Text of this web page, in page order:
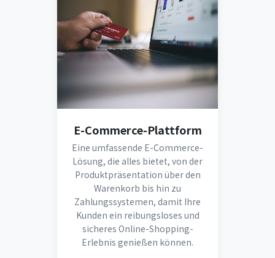
E-Commerce-Plattform
Eine umfassende E-Commerce-
Lösung, die alles bietet, von der
Produktpräsentation über den
Warenkorb bis hin zu
Zahlungssystemen, damit Ihre
Kunden ein reibungsloses und
sicheres Online-Shopping-
Erlebnis genießen können.